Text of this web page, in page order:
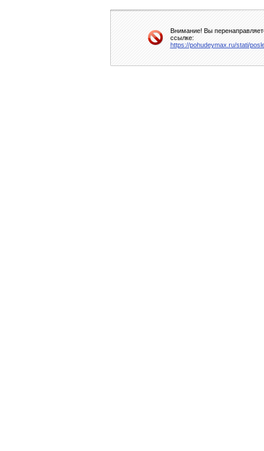
Внимание! Вы
ссылке:
https://pohudeymax.ru/stati/